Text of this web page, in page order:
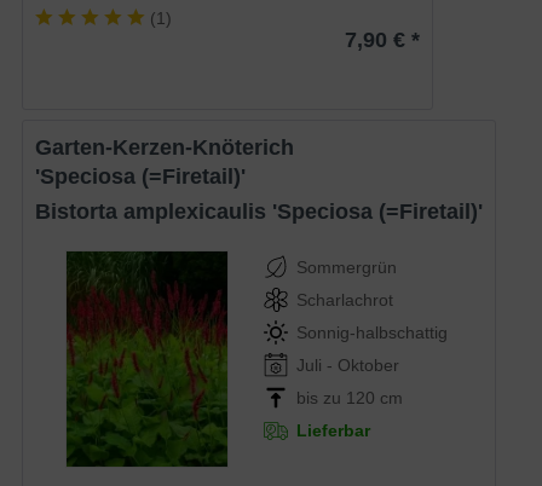
(1)
7,90 € *
Garten-Kerzen-Knöterich
'Speciosa (=Firetail)'
Bistorta amplexicaulis 'Speciosa (=Firetail)'
Sommergrün
Scharlachrot
Sonnig-halbschattig
Juli - Oktober
bis zu 120 cm
Lieferbar